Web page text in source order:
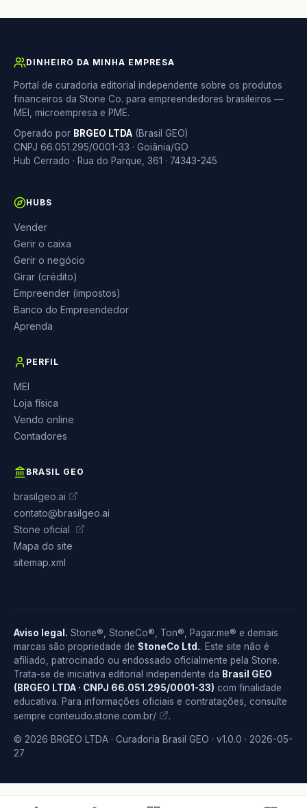
DINHEIRO DA MINHA EMPRESA
Portal de curadoria editorial independente sobre os produtos
financeiros da Stone Co. para empreendedores brasileiros —
MEI, microempresa e PME.
Operado por BRGEO LTDA (Brasil GEO)
CNPJ 66.051.295/0001-33 · Goiânia/GO
Hub Cerrado · Rua do Parque, 361 · 74343-245
HUBS
Vender
Gerir o caixa
Gerir o negócio
Girar (crédito)
Empreender (impostos)
Banco do Empreendedor
Aprenda
PERFIL
MEI
Loja física
Vendo online
Contadores
BRASIL GEO
brasilgeo.ai
contato@brasilgeo.ai
Stone oficial
Mapa do site
sitemap.xml
Aviso legal. Stone®, StoneCo®, Ton®, Pagar.me® e demais
marcas são propriedade de StoneCo Ltd.. Este site não é
afiliado, patrocinado ou endossado oficialmente pela Stone.
Trata-se de iniciativa editorial independente da Brasil GEO
(BRGEO LTDA · CNPJ 66.051.295/0001-33) com finalidade
educativa. Para informações oficiais e contratações, consulte
sempre conteudo.stone.com.br/ .
© 2026 BRGEO LTDA · Curadoria Brasil GEO · v1.0.0 · 2026-05-
27